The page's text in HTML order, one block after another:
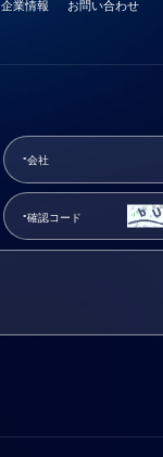
企業情報 お問い合わせ